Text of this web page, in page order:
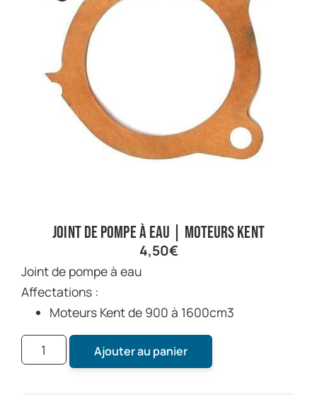
Joint de pompe à eau | Moteurs Kent
4,50€
Joint de pompe à eau
Affectations :
Moteurs Kent de 900 à 1600cm3
Ajouter au panier